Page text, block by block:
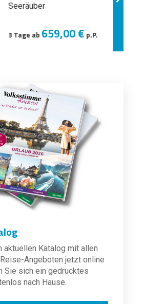
Seeräuber
3 Tage ab 659,00 € p.P.
aktuellen Katalog mit allen
Angeboten jetzt online
Sie sich ein gedrucktes
nach Hause.